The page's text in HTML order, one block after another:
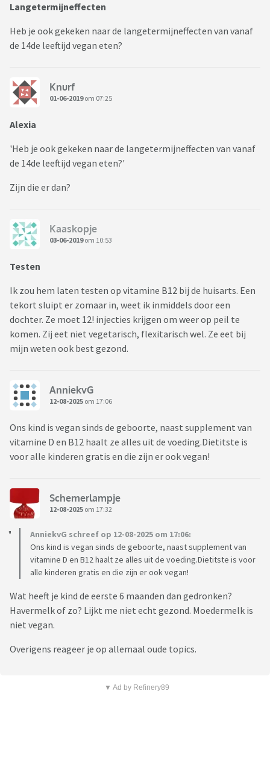
Langetermijneffecten
Heb je ook gekeken naar de langetermijneffecten van vanaf
de 14de leeftijd vegan eten?
Knurf
01-06-2019om 07:25
Alexia
'Heb je ook gekeken naar de langetermijneffecten van vanaf
de 14de leeftijd vegan eten?'
Zijn die er dan?
Kaaskopje
03-06-2019om 10:53
Testen
Ik zou hem laten testen op vitamine B12 bij de huisarts. Een
tekort sluipt er zomaar in, weet ik inmiddels door een
dochter. Ze moet 12! injecties krijgen om weer op peil te
komen. Zij eet niet vegetarisch, flexitarisch wel. Ze eet bij
mijn weten ook best gezond.
AnniekvG
12-08-2025 om 17:06
Ons kind is vegan sinds de geboorte, naast supplement van
vitamine D en B12 haalt ze alles uit de voeding.Dietitste is
voor alle kinderen gratis en die zijn er ook vegan!
Schemerlampje
12-08-2025 om 17:32
AnniekvG schreef op 12-08-2025 om 17:06:
Ons kind is vegan sinds de geboorte, naast supplement van
vitamine D en B12 haalt ze alles uit de voeding.Dietitste is voor
alle kinderen gratis en die zijn er ook vegan!
Wat heeft je kind de eerste 6 maanden dan gedronken?
Havermelk of zo? Lijkt me niet echt gezond. Moedermelk is
niet vegan.
Overigens reageer je op allemaal oude topics.
▼ Ad by Refinery89